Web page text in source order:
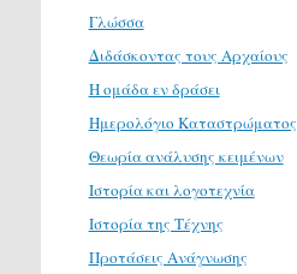
Γλώσσα
Διδάσκοντας τους Αρχαίους
Η ομάδα εν δράσει
Ημερολόγιο Καταστρώματος
Θεωρία ανάλυσης κειμένων
Ιστορία και λογοτεχνία
Ιστορία της Τέχνης
Προτάσεις Ανάγνωσης